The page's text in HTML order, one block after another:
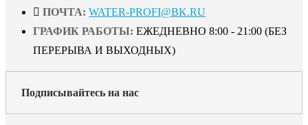
ПОЧТА: WATER-PROFI@BK.RU
ГРАФИК РАБОТЫ: ЕЖЕДНЕВНО 8:00 - 21:00 (БЕЗ
ПЕРЕРЫВА И ВЫХОДНЫХ)
Подписывайтесь на нас